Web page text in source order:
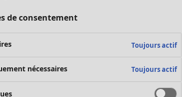
de consentement
Toujours actif
nécessaires Toujours actif